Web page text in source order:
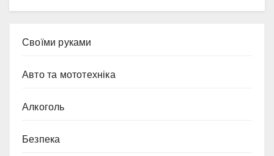
Cвоїми руками
Авто та мототехніка
Алкоголь
Безпека